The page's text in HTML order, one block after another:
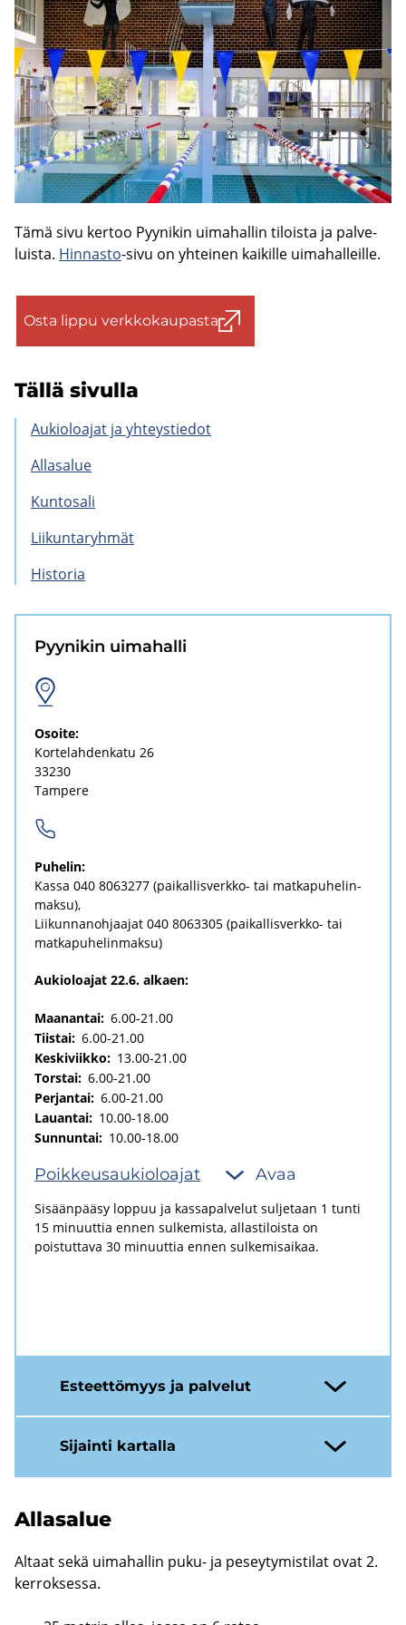
Tämä sivu ker­too Pyy­ni­kin ui­ma­hal­lin ti­lois­ta ja pal­ve­
luis­ta. Hin­nas­to-sivu on yh­tei­nen kai­kil­le ui­ma­hal­leil­le.
Osta lippu verk­ko­kau­pas­ta
Tällä si­vul­la
Au­kio­loa­jat ja yh­teys­tie­dot
Al­la­sa­lue
Kun­to­sa­li
Lii­kun­ta­ryh­mät
His­to­ria
Pyy­ni­kin ui­ma­hal­li
Osoi­te:
Kor­te­lah­den­ka­tu 26
33230
Tam­pe­re
Pu­he­lin:
Kassa 040 8063277 (paikallisverkko-​ tai mat­ka­pu­he­lin­
mak­su)
Lii­kun­na­noh­jaa­jat 040 8063305 (paikallisverkko-​ tai
mat­ka­pu­he­lin­mak­su)
Aukioloajat 22.6. alkaen:
Maanantai: 6.00-21.00
Tiistai: 6.00-21.00
Keskiviikko: 13.00-21.00
Torstai: 6.00-21.00
Perjantai: 6.00-21.00
Lauantai: 10.00-18.00
Sunnuntai: 10.00-18.00
Poik­keus­au­kio­loa­jat Avaa
Sisäänpääsy loppuu ja kassapalvelut suljetaan 1 tunti
15 minuuttia ennen sulkemista, allastiloista on
poistuttava 30 minuuttia ennen sulkemisaikaa.
Es­teet­tö­myys ja pal­ve­lut
Si­jain­ti kar­tal­la
Al­la­sa­lue
Al­taat sekä ui­ma­hal­lin puku- ja pe­sey­ty­mis­ti­lat ovat 2.
ker­rok­ses­sa.